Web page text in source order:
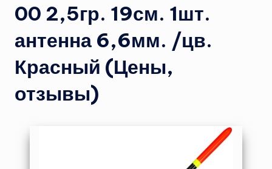
00 2,5гр. 19см. 1шт.
антенна 6,6мм. /цв.
Красный (Цены,
отзывы)